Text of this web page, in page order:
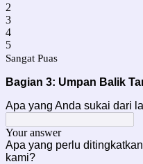
2
3
4
5
Sangat Puas
Bagian 3: Umpan Balik
Apa yang Anda sukai dari
Your answer
Apa yang perlu
kami?